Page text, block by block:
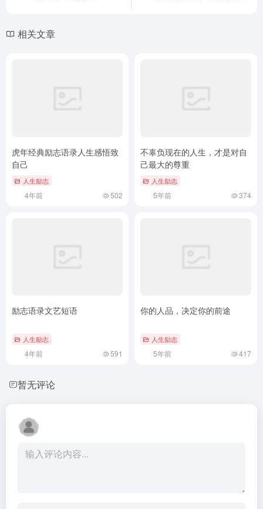
相关文章
虎年经典励志语录人生感悟致
自己
人生励志
4年前 502
不辜负现在的人生，才是对自
己最大的尊重
人生励志
5年前 374
励志语录文艺短语
人生励志
4年前 591
你的人品，决定你的前途
人生励志
5年前 417
暂无评论